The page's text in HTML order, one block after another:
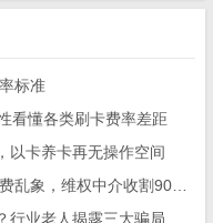
标准
看懂各类刷卡费率差距
以卡养卡再无操作空间